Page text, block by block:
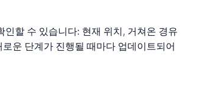
할 수 있습니다: 현재 위치, 거쳐온 경유
운 단계가 진행될 때마다 업데이트되어